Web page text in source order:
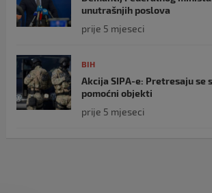
unutrašnjih poslova
prije 5 mjeseci
BIH
Akcija SIPA-e: Pretresaju se
pomoćni objekti
prije 5 mjeseci